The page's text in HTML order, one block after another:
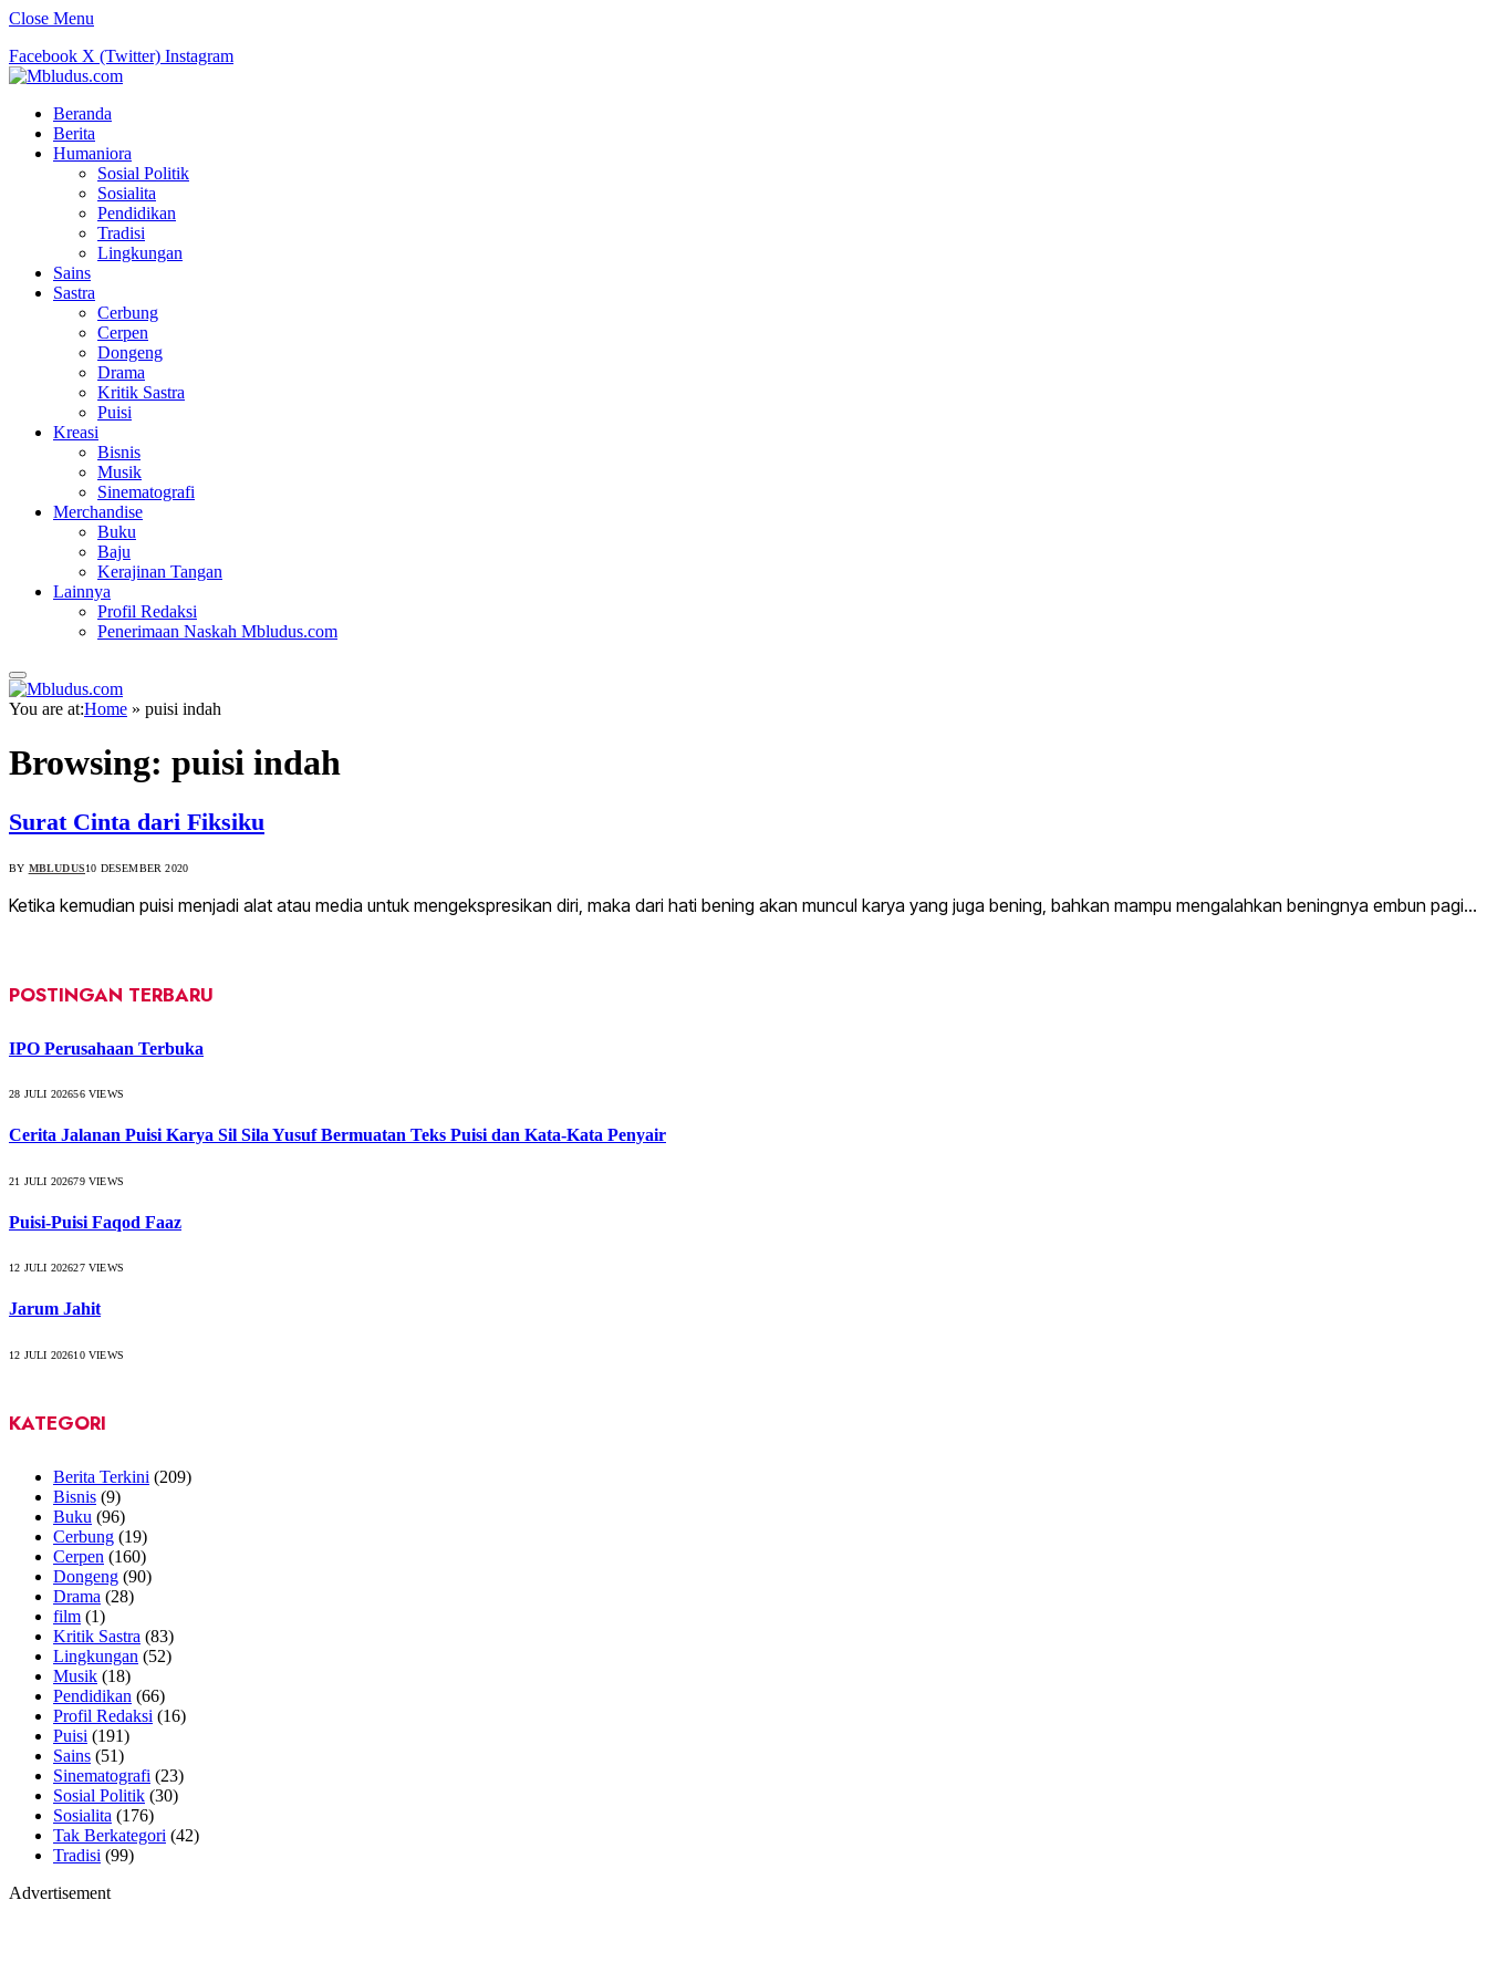
Close Menu
Facebook X (Twitter) Instagram
Beranda
Berita
Humaniora
Sosial Politik
Sosialita
Pendidikan
Tradisi
Lingkungan
Sains
Sastra
Cerbung
Cerpen
Dongeng
Drama
Kritik Sastra
Puisi
Kreasi
Bisnis
Musik
Sinematografi
Merchandise
Buku
Baju
Kerajinan Tangan
Lainnya
Profil Redaksi
Penerimaan Naskah Mbludus.com
You are at:Home » puisi indah
Browsing: puisi indah
Surat Cinta dari Fiksiku
BY MBLUDUS10 DESEMBER 2020
Ketika kemudian puisi menjadi alat atau media untuk mengekspresikan diri, maka dari hati bening akan muncul karya yang juga bening, bahkan mampu mengalahkan beningnya embun pagi…
POSTINGAN TERBARU
IPO Perusahaan Terbuka
28 JULI 202656VIEWS
Cerita Jalanan Puisi Karya Sil Sila Yusuf Bermuatan Teks Puisi dan Kata-Kata Penyair
21 JULI 202679VIEWS
Puisi-Puisi Faqod Faaz
12 JULI 202627VIEWS
Jarum Jahit
12 JULI 202610VIEWS
KATEGORI
Berita Terkini (209)
Bisnis (9)
Buku (96)
Cerbung (19)
Cerpen (160)
Dongeng (90)
Drama (28)
film (1)
Kritik Sastra (83)
Lingkungan (52)
Musik (18)
Pendidikan (66)
Profil Redaksi (16)
Puisi (191)
Sains (51)
Sinematografi (23)
Sosial Politik (30)
Sosialita (176)
Tak Berkategori (42)
Tradisi (99)
Advertisement